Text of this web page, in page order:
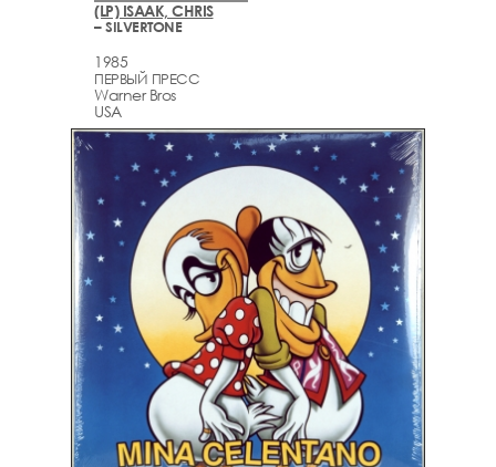
(LP) ISAAK, CHRIS
– SILVERTONE
1985
ПЕРВЫЙ ПРЕСС
Warner Bros
USA